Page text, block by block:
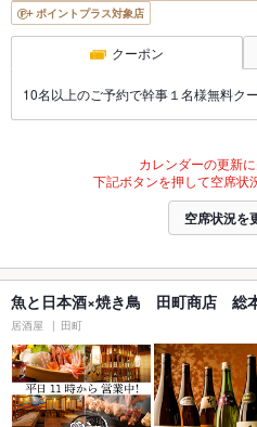
ポイントプラス対象店
クーポン
10名以上のご予約で幹事１名様無料ク
カレンダーの更新に
下記ボタンを押して空席状
空席状況を
魚と日本酒×焼き鳥 田町商店 総
居酒屋 田町